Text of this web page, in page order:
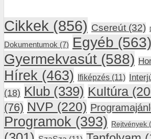
Cikkek (856) Csereút (32)
Dokumentumok (7) Egyéb (563)
Gyermekvasút (588)
Hírek (463) Ifiképzés (11)
(18) Klub (339) Kultúra
(76) NVP (220)
Programok (393) Rejtvények